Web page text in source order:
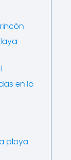
en la
playa